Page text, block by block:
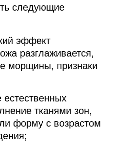
следующие
эффект
разглаживается,
морщины, признаки
естественных
тканями зон,
форму с возрастом